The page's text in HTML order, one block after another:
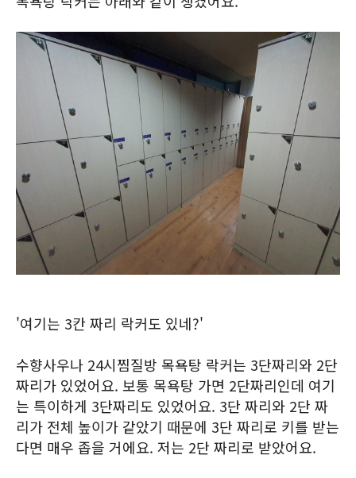
'여기는 3칸 짜리 락커도 있네?'
수향사우나 24시찜질방 목욕탕 락커는 3단짜리와 2단
짜리가 있었어요. 보통 목욕탕 가면 2단짜리인데 여기
는 특이하게 3단짜리도 있었어요. 3단 짜리와 2단 짜
리가 전체 높이가 같았기 때문에 3단 짜리로 키를 받는
다면 매우 좁을 거에요. 저는 2단 짜리로 받았어요.